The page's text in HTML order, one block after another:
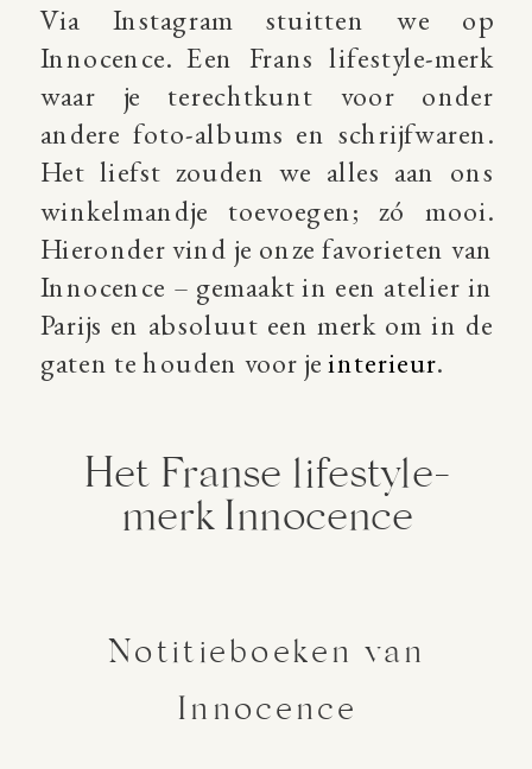
Via Instagram stuitten we op
Innocence. Een Frans lifestyle-merk
waar je terechtkunt voor onder
andere foto-albums en schrijfwaren.
Het liefst zouden we alles aan ons
winkelmandje toevoegen; zó mooi.
Hieronder vind je onze favorieten van
Innocence – gemaakt in een atelier in
Parijs en absoluut een merk om in de
gaten te houden voor jeinterieur.
Het Franse lifestyle-
merk Innocence
Notitieboeken van
Innocence